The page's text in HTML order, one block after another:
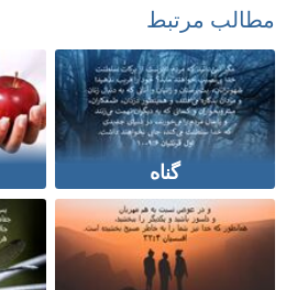
مطالب مرتبط
گناه